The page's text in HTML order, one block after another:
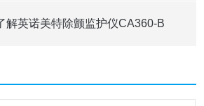
解英诺美特除颤监护仪CA360-B